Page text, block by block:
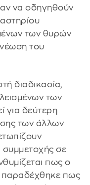
να οδηγηθούν
των θυρών
του
διαδικασία,
των
για δεύτερη
των άλλων
συμμετοχής σε
πως ο
παραδέχθηκε πως